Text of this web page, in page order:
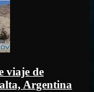
viaje de
Argentina